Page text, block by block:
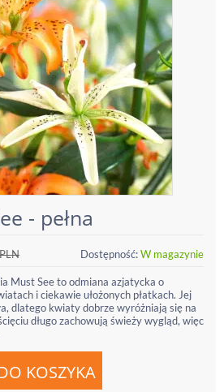
- pełna
PLN Dostępność:W magazynie
Must See to odmiana azjatycka o
i ciekawie ułożonych płatkach. Jej
dlatego kwiaty dobrze wyróżniają się na
długo zachowują świeży wygląd, więc